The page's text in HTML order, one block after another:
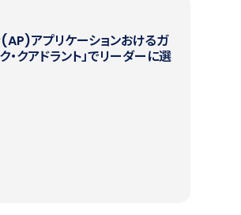
アプリケーションおけるガ
・クアドラント」でリーダーに選